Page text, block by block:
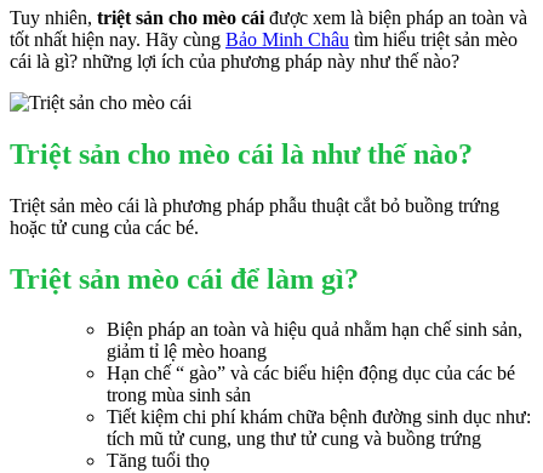
Tuy nhiên, triệt sản cho mèo cái được xem là biện pháp an toàn và
tốt nhất hiện nay. Hãy cùng Bảo Minh Châu tìm hiểu triệt sản mèo
cái là gì? những lợi ích của phương pháp này như thế nào?
Triệt sản cho mèo cái là như thế nào?
Triệt sản mèo cái là phương pháp phẫu thuật cắt bỏ buồng trứng
hoặc tử cung của các bé.
Triệt sản mèo cái để làm gì?
Biện pháp an toàn và hiệu quả nhằm hạn chế sinh sản,
giảm tỉ lệ mèo hoang
Hạn chế “ gào” và các biểu hiện động dục của các bé
trong mùa sinh sản
Tiết kiệm chi phí khám chữa bệnh đường sinh dục như:
tích mũ tử cung, ung thư tử cung và buồng trứng
Tăng tuổi thọ